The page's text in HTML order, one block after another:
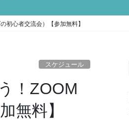
初心者交流会）【参加無料】
スケジュール
！ZOOM
無料】